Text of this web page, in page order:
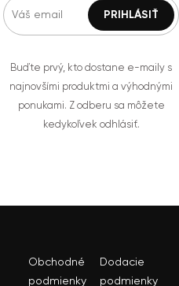
Buďte prvý, kto dostane e-maily s
najnovšími produktmi a výhodnými
ponukami. Z odberu sa môžete
kedykoľvek odhlásiť.
Obchodné
podmienky
Dodacie
podmienky